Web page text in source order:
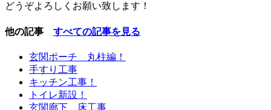
どうぞよろしくお願い致します！
他の記事 すべての記事を見る
玄関ポーチ 丸柱編！
手すり工事
キッチン工事！
トイレ新設！
玄関廊下 床工事